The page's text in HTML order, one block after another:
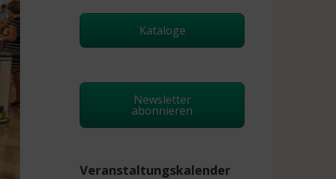
Kataloge
Newsletter
abonnieren
Veranstaltungskalender